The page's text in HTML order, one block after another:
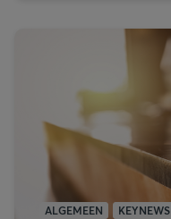
ALGEMEEN KEYNEWS